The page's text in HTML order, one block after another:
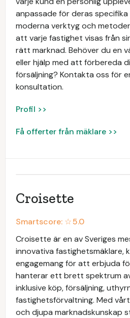
anpassade för deras specifika
moderna verktyg och
att varje fastighet visas från
rätt marknad. Behöver du en
eller hjälp med att förbereda
försäljning? Kontakta oss för
konsultation.
Profil >>
Få offerter från mäklare >>
Croisette
Smartscore: ☆5.0
Croisette är en av Sveriges
innovativa fastighetsmäklare,
engagemang för att erbjuda
hanterar ett brett spektrum
inklusive köp, försäljning,
fastighetsförvaltning. Med
och djupa marknadskunskap